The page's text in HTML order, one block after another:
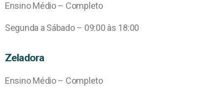
Ensino Médio – Completo
Segunda a Sábado – 09:00 às 18:00
Zeladora
Ensino Médio – Completo